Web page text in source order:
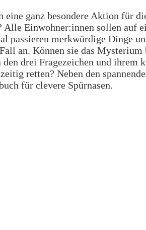
ganz besondere Aktion für
Einwohner:innen sollen auf
passieren merkwürdige Dinge
an. Können sie das
drei Fragezeichen und
retten? Neben den
für clevere Spürnasen.